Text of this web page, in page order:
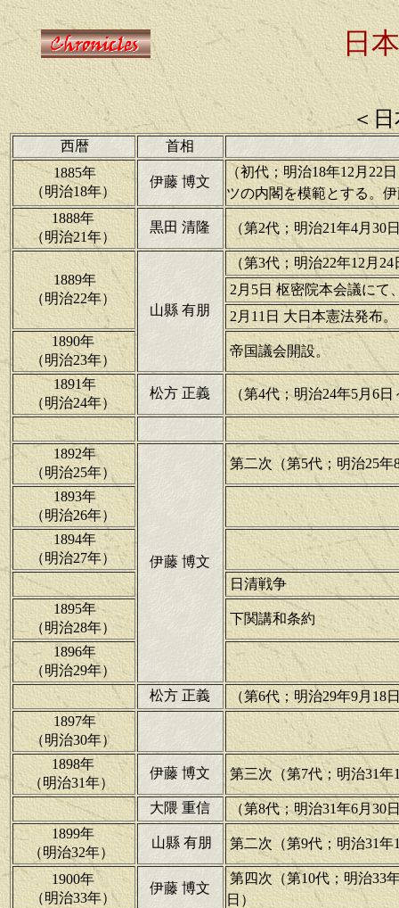
日
＜
西暦
首相
1885年
（明治18年）
伊藤 博文
（初代；明治18年12月22
ツの内閣を模範とする。
1888年
（明治21年）
黒田 清隆 （第2代；明治21年4月30
1889年
（明治22年）
山縣 有朋
（第3代；明治22年12月
2月5日 枢密院本会議にて
2月11日 大日本憲法発布。
1890年
（明治23年）
帝国議会開設。
1891年
（明治24年）
松方 正義 （第4代；明治24年5月6
1892年
（明治25年）
伊藤 博文
第二次（第5代；明治25年
1893年
（明治26年）
1894年
（明治27年）
日清戦争
1895年
（明治28年）
下関講和条約
1896年
（明治29年）
松方 正義
（第6代；明治29年9月18
1897年
（明治30年）
1898年
（明治31年）
伊藤 博文 第三次（第7代；明治31年
大隈 重信
（第8代；明治31年6月30
1899年
（明治32年）
山縣 有朋 第二次（第9代；明治31年
1900年
（明治33年）
伊藤 博文
第四次（第10代；明治33
日）